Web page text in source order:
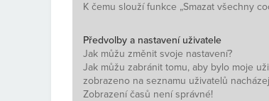
K čemu slouží funkce „Smazat všechny
Předvolby a nastavení uživatele
Jak můžu změnit svoje nastavení?
Jak můžu zabránit tomu, aby bylo moje
zobrazeno na seznamu uživatelů
Zobrazení časů není správné!